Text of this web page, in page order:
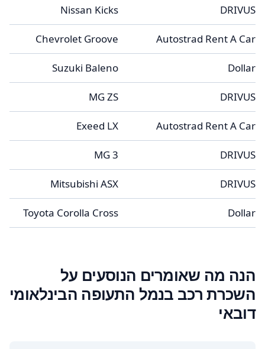
DRIVUS
Nissan Kicks
Autostrad Rent A Car
Chevrolet Groove
Dollar
Suzuki Baleno
DRIVUS
MG ZS
Autostrad Rent A Car
Exeed LX
DRIVUS
MG 3
DRIVUS
Mitsubishi ASX
Dollar
Toyota Corolla Cross
הנה מה שאומרים הנוסעים על
השכרת רכב בנמל התעופה הבינלאומי
דובאי